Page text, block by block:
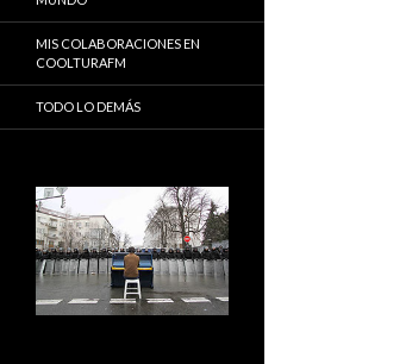
MIS COLABORACIONES EN
COOLTURAFM
TODO LO DEMÁS